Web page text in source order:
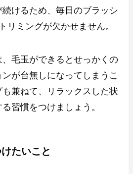
けるため、毎日のブラッシ
リミングが欠かせません。
毛玉ができるとせっかくの
が台無しになってしまうこ
兼ねて、リラックスした状
習慣をつけましょう。
たいこと